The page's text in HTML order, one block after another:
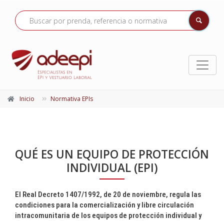
Inicio Normativa EPIs
QUÉ ES UN EQUIPO DE PROTECCIÓN
INDIVIDUAL (EPI)
El Real Decreto 1407/1992, de 20 de noviembre, regula las
condiciones para la comercialización y libre circulación
intracomunitaria de los equipos de protección individual y